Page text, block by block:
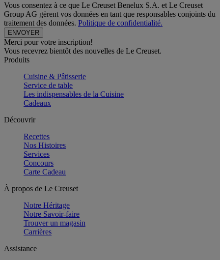
Vous consentez à ce que Le Creuset Benelux S.A. et Le Creuset
Group AG gèrent vos données en tant que responsables conjoints du
traitement des données. Politique de confidentialité.
Merci pour votre inscription!
Vous recevrez bientôt des nouvelles de Le Creuset.
Produits
Cuisine & Pâtisserie
Service de table
Les indispensables de la Cuisine
Cadeaux
Découvrir
Recettes
Nos Histoires
Services
Concours
Carte Cadeau
À propos de Le Creuset
Notre Héritage
Notre Savoir-faire
Trouver un magasin
Carrières
Assistance